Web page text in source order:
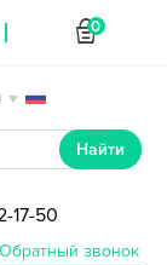
Найти
17-50
Обратный звонок
0